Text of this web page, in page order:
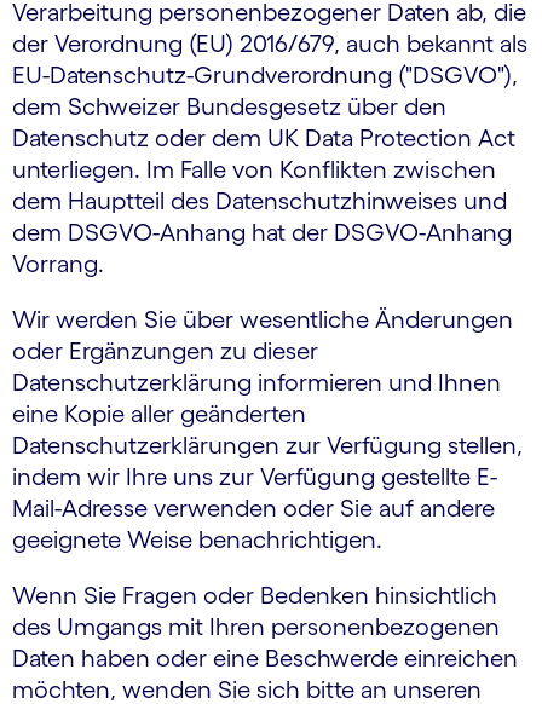
Verarbeitung personenbezogener Daten ab, die
der Verordnung (EU) 2016/679, auch bekannt als
EU-Datenschutz-Grundverordnung ("DSGVO"),
dem Schweizer Bundesgesetz über den
Datenschutz oder dem UK Data Protection Act
unterliegen. Im Falle von Konflikten zwischen
dem Hauptteil des Datenschutzhinweises und
dem DSGVO-Anhang hat der DSGVO-Anhang
Vorrang.
Wir werden Sie über wesentliche Änderungen
oder Ergänzungen zu dieser
Datenschutzerklärung informieren und Ihnen
eine Kopie aller geänderten
Datenschutzerklärungen zur Verfügung stellen,
indem wir Ihre uns zur Verfügung gestellte E-
Mail-Adresse verwenden oder Sie auf andere
geeignete Weise benachrichtigen.
Wenn Sie Fragen oder Bedenken hinsichtlich
des Umgangs mit Ihren personenbezogenen
Daten haben oder eine Beschwerde einreichen
möchten, wenden Sie sich bitte an unseren